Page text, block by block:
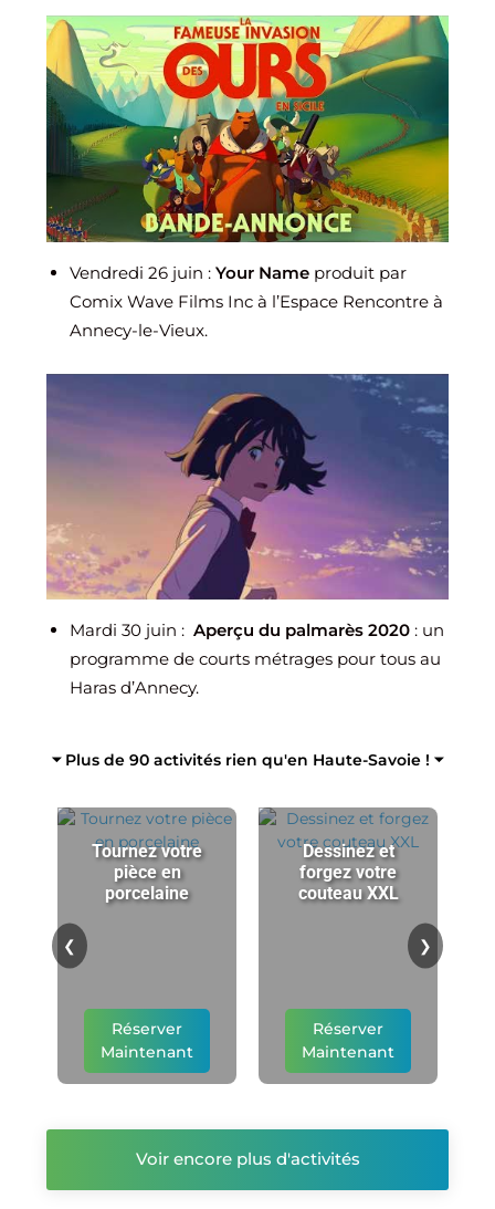
Vendredi 26 juin : Your Name produit par
Comix Wave Films Inc à l’Espace Rencontre à
Annecy-le-Vieux.
Mardi 30 juin : Aperçu du palmarès 2020 : un
programme de courts métrages pour tous au
Haras d’Annecy.
⏷ Plus de 90 activités rien qu'en Haute-Savoie ! ⏷
Tournez votre
pièce en
porcelaine
Réserver
Maintenant
Dessinez et
forgez votre
couteau XXL
Réserver
Maintenant
❮ ❯
Voir encore plus d'activités